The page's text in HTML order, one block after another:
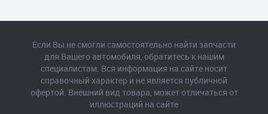
Если Вы не смогли самостоятельно найти запчасти
для Вашего автомобиля, обратитесь к нашим
специалистам. Вся информация на сайте носит
справочный характер и не является публичной
офертой. Внешний вид товара, может отличаться от
иллюстраций на сайте